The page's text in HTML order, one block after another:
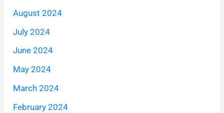
August 2024
July 2024
June 2024
May 2024
March 2024
February 2024